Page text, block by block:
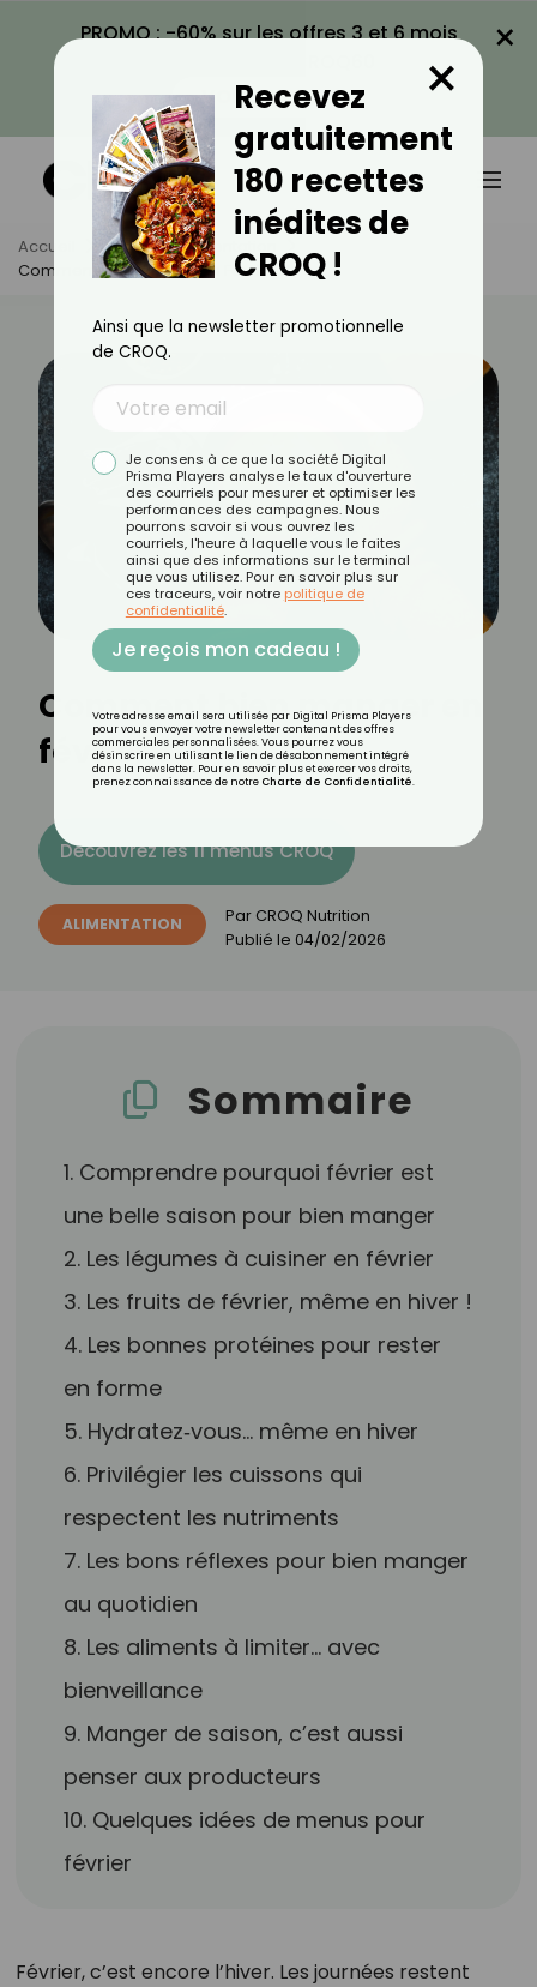
PROMO : -60% sur les offres 3 et 6 mois
VOIR LA PROMO
×
Accueil Actus
Alimentation
Comment Bien Manger En Février ?
Comment bien manger en
février ?
Découvrez les 11 menus CROQ
ALIMENTATION Par CROQ Nutrition
Publié le 04/02/2026
Sommaire
1. Comprendre pourquoi février est
une belle saison pour bien manger
2. Les légumes à cuisiner en février
3. Les fruits de février, même en hiver !
4. Les bonnes protéines pour rester
en forme
5. Hydratez‑vous… même en hiver
6. Privilégier les cuissons qui
respectent les nutriments
7. Les bons réflexes pour bien manger
au quotidien
8. Les aliments à limiter… avec
bienveillance
9. Manger de saison, c’est aussi
penser aux producteurs
10. Quelques idées de menus pour
février
Février, c’est encore l’hiver. Les journées restent
Recevez
gratuitement
180 recettes
inédites de
CROQ !
×
Ainsi que la newsletter promotionnelle
de CROQ.
Je consens à ce que la société Digital
Prisma Players analyse le taux d'ouverture
des courriels pour mesurer et optimiser les
performances des campagnes. Nous
pourrons savoir si vous ouvrez les
courriels, l'heure à laquelle vous le faites
ainsi que des informations sur le terminal
que vous utilisez. Pour en savoir plus sur
ces traceurs, voir notre politique de
confidentialité.
Je reçois mon cadeau !
Votre adresse email sera utilisée par Digital Prisma Players
pour vous envoyer votre newsletter contenant des offres
commerciales personnalisées. Vous pourrez vous
désinscrire en utilisant le lien de désabonnement intégré
dans la newsletter. Pour en savoir plus et exercer vos droits,
prenez connaissance de notre Charte de Confidentialité.